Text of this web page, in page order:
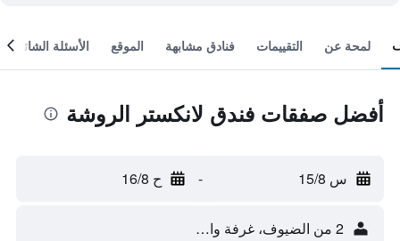
لمحة عن التقييمات فنادق مشابهة الموقع الأسئلة الشائعة
أفضل صفقات فندق لانكستر الروشة
س 15/8 - ح 16/8
2 من الضيوف، غرفة واحدة